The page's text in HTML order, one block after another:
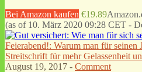
Bei Amazon kaufen €19.89
(as of 10. März 2020 09:28 CET -
Feierabend!: Warum man für seinen
Streitschrift für mehr Gelassenheit
August 19, 2017 - Comment